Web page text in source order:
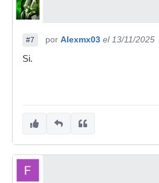
#7 por Alexmx03 el 13/11/2025
Si.